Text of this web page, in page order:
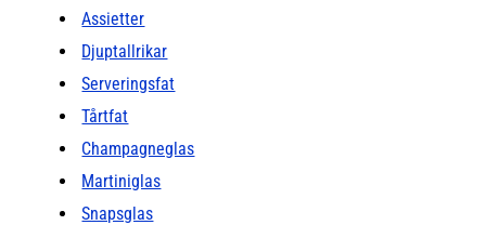
Assietter
Djuptallrikar
Serveringsfat
Tårtfat
Champagneglas
Martiniglas
Snapsglas